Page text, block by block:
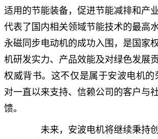
适用的节能装备，促进节能减排和产
代表了国内相关领域节能技术的最高
永磁同步电动机的成功入围，是国家
机研发实力、产品效能及对绿色发展
权威背书。这不仅是属于安波电机的
对一直以来支持、信赖公司的客户与
馈。
未来，安波电机将继续秉持创